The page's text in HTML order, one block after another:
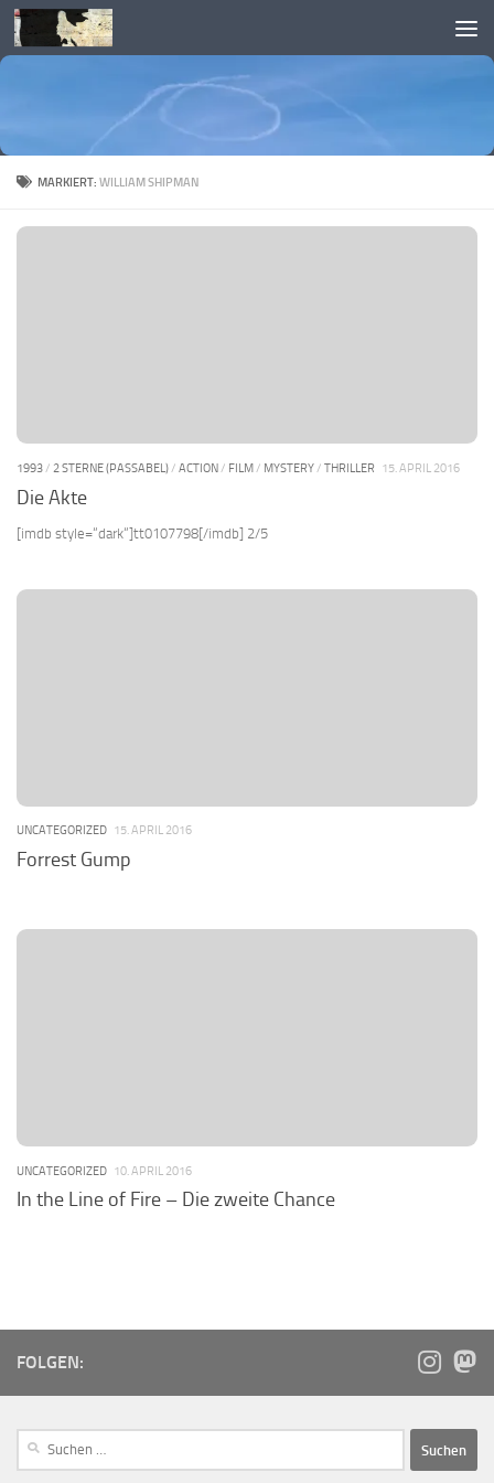
Skip to content
MARKIERT:WILLIAM SHIPMAN
1993/ 2 STERNE (PASSABEL)/ ACTION/ FILM/ MYSTERY/ THRILLER 15. APRIL 2016
Die Akte
[imdb style=“dark“]tt0107798[/imdb] 2/5
UNCATEGORIZED 15. APRIL 2016
Forrest Gump
UNCATEGORIZED 10. APRIL 2016
In the Line of Fire – Die zweite Chance
FOLGEN: